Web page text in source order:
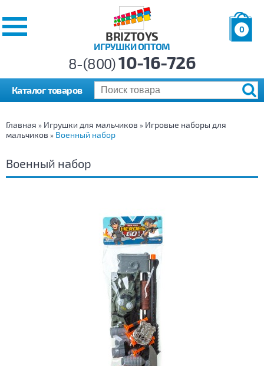
BRIZTOYS
ИГРУШКИ ОПТОМ
0
р.
8-(800)10-16-726
Каталог товаров
Главная » Игрушки для мальчиков » Игровые наборы для
мальчиков » Военный набор
Военный набор